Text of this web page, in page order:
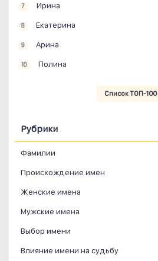
7 Ирина
8 Екатерина
9 Арина
10 Полина
Список ТОП-100
Рубрики
Фамилии
Происхождение имен
Женские имена
Мужские имена
Выбор имени
Влияние имени на судьбу